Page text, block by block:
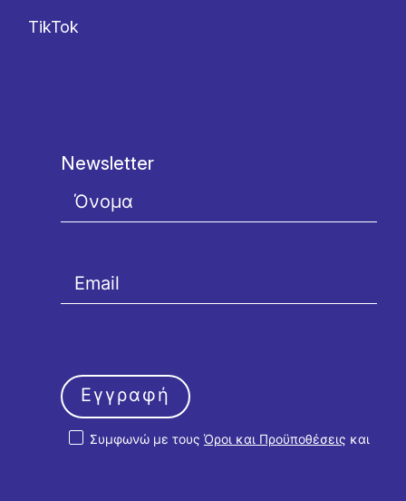
TikTok
Newsletter
Συμφωνώ με τους Όροι και Προϋποθέσεις και
Εγγραφή